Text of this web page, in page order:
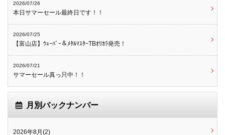
2026/07/26
本日サマーセール最終日です！！
2026/07/25
【富山店】ｳｪｰﾊﾞｰ＆ﾒﾀﾙﾏｽﾀｰTBｵﾘｶﾗ発売！
2026/07/21
サマーセール真っ只中！！
月別バックナンバー
2026年8月(2)